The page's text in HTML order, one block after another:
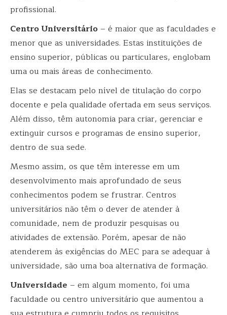
profissional.
Centro Universitário – é maior que as faculdades e
menor que as universidades. Estas instituições de
ensino superior, públicas ou particulares, englobam
uma ou mais áreas de conhecimento.
Elas se destacam pelo nível de titulação do corpo
docente e pela qualidade ofertada em seus serviços.
Além disso, têm autonomia para criar, gerenciar e
extinguir cursos e programas de ensino superior,
dentro de sua sede.
Mesmo assim, os que têm interesse em um
desenvolvimento mais aprofundado de seus
conhecimentos podem se frustrar. Centros
universitários não têm o dever de atender à
comunidade, nem de produzir pesquisas ou
atividades de extensão. Porém, apesar de não
atenderem às exigências do MEC para se adequar à
universidade, são uma boa alternativa de formação.
Universidade – em algum momento, foi uma
faculdade ou centro universitário que aumentou a